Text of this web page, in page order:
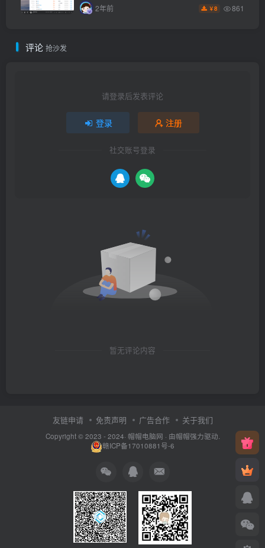
2年前 ￥8 861
评论 抢沙发
请登录后发表评论
登录 注册
社交账号登录
暂无评论内容
友链申请 免责声明 广告合作 关于我们
Copyright © 2023 - 2024· 帽帽电脑网 · 由帽帽强力驱动.
赣ICP备17010881号-6